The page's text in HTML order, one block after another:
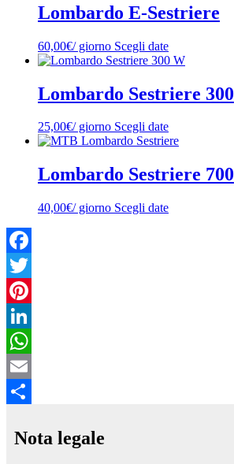
Lombardo E-Sestriere
60,00€/ giorno Scegli date
Lombardo Sestriere 300
25,00€/ giorno Scegli date
Lombardo Sestriere 700
40,00€/ giorno Scegli date
Facebook
Twitter
Pinterest
LinkedIn
WhatsApp
Email
Nota legale